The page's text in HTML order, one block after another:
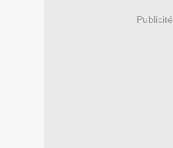
Publicité